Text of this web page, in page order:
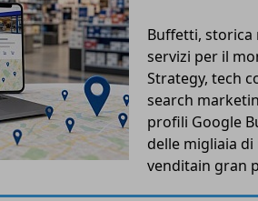
Buffetti, storica
servizi per il
Strategy, tech
search
profili Google
delle migliaia
venditain gran